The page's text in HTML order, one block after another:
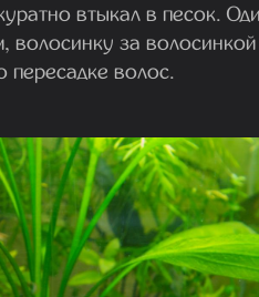
втыкал в песок.
волосинку за
пересадке волос.